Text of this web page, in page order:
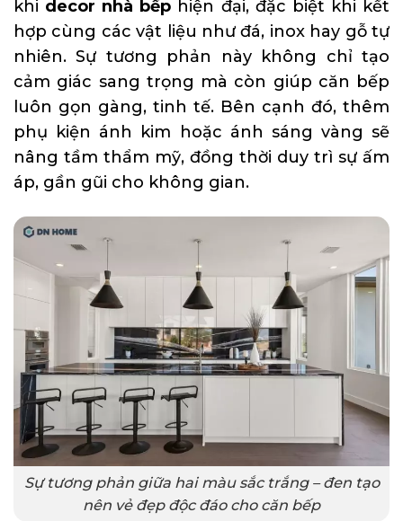
khi decor nhà bếp hiện đại, đặc biệt khi kết
hợp cùng các vật liệu như đá, inox hay gỗ tự
nhiên. Sự tương phản này không chỉ tạo
cảm giác sang trọng mà còn giúp căn bếp
luôn gọn gàng, tinh tế. Bên cạnh đó, thêm
phụ kiện ánh kim hoặc ánh sáng vàng sẽ
nâng tầm thẩm mỹ, đồng thời duy trì sự ấm
áp, gần gũi cho không gian.
Sự tương phản giữa hai màu sắc trắng – đen tạo
nên vẻ đẹp độc đáo cho căn bếp